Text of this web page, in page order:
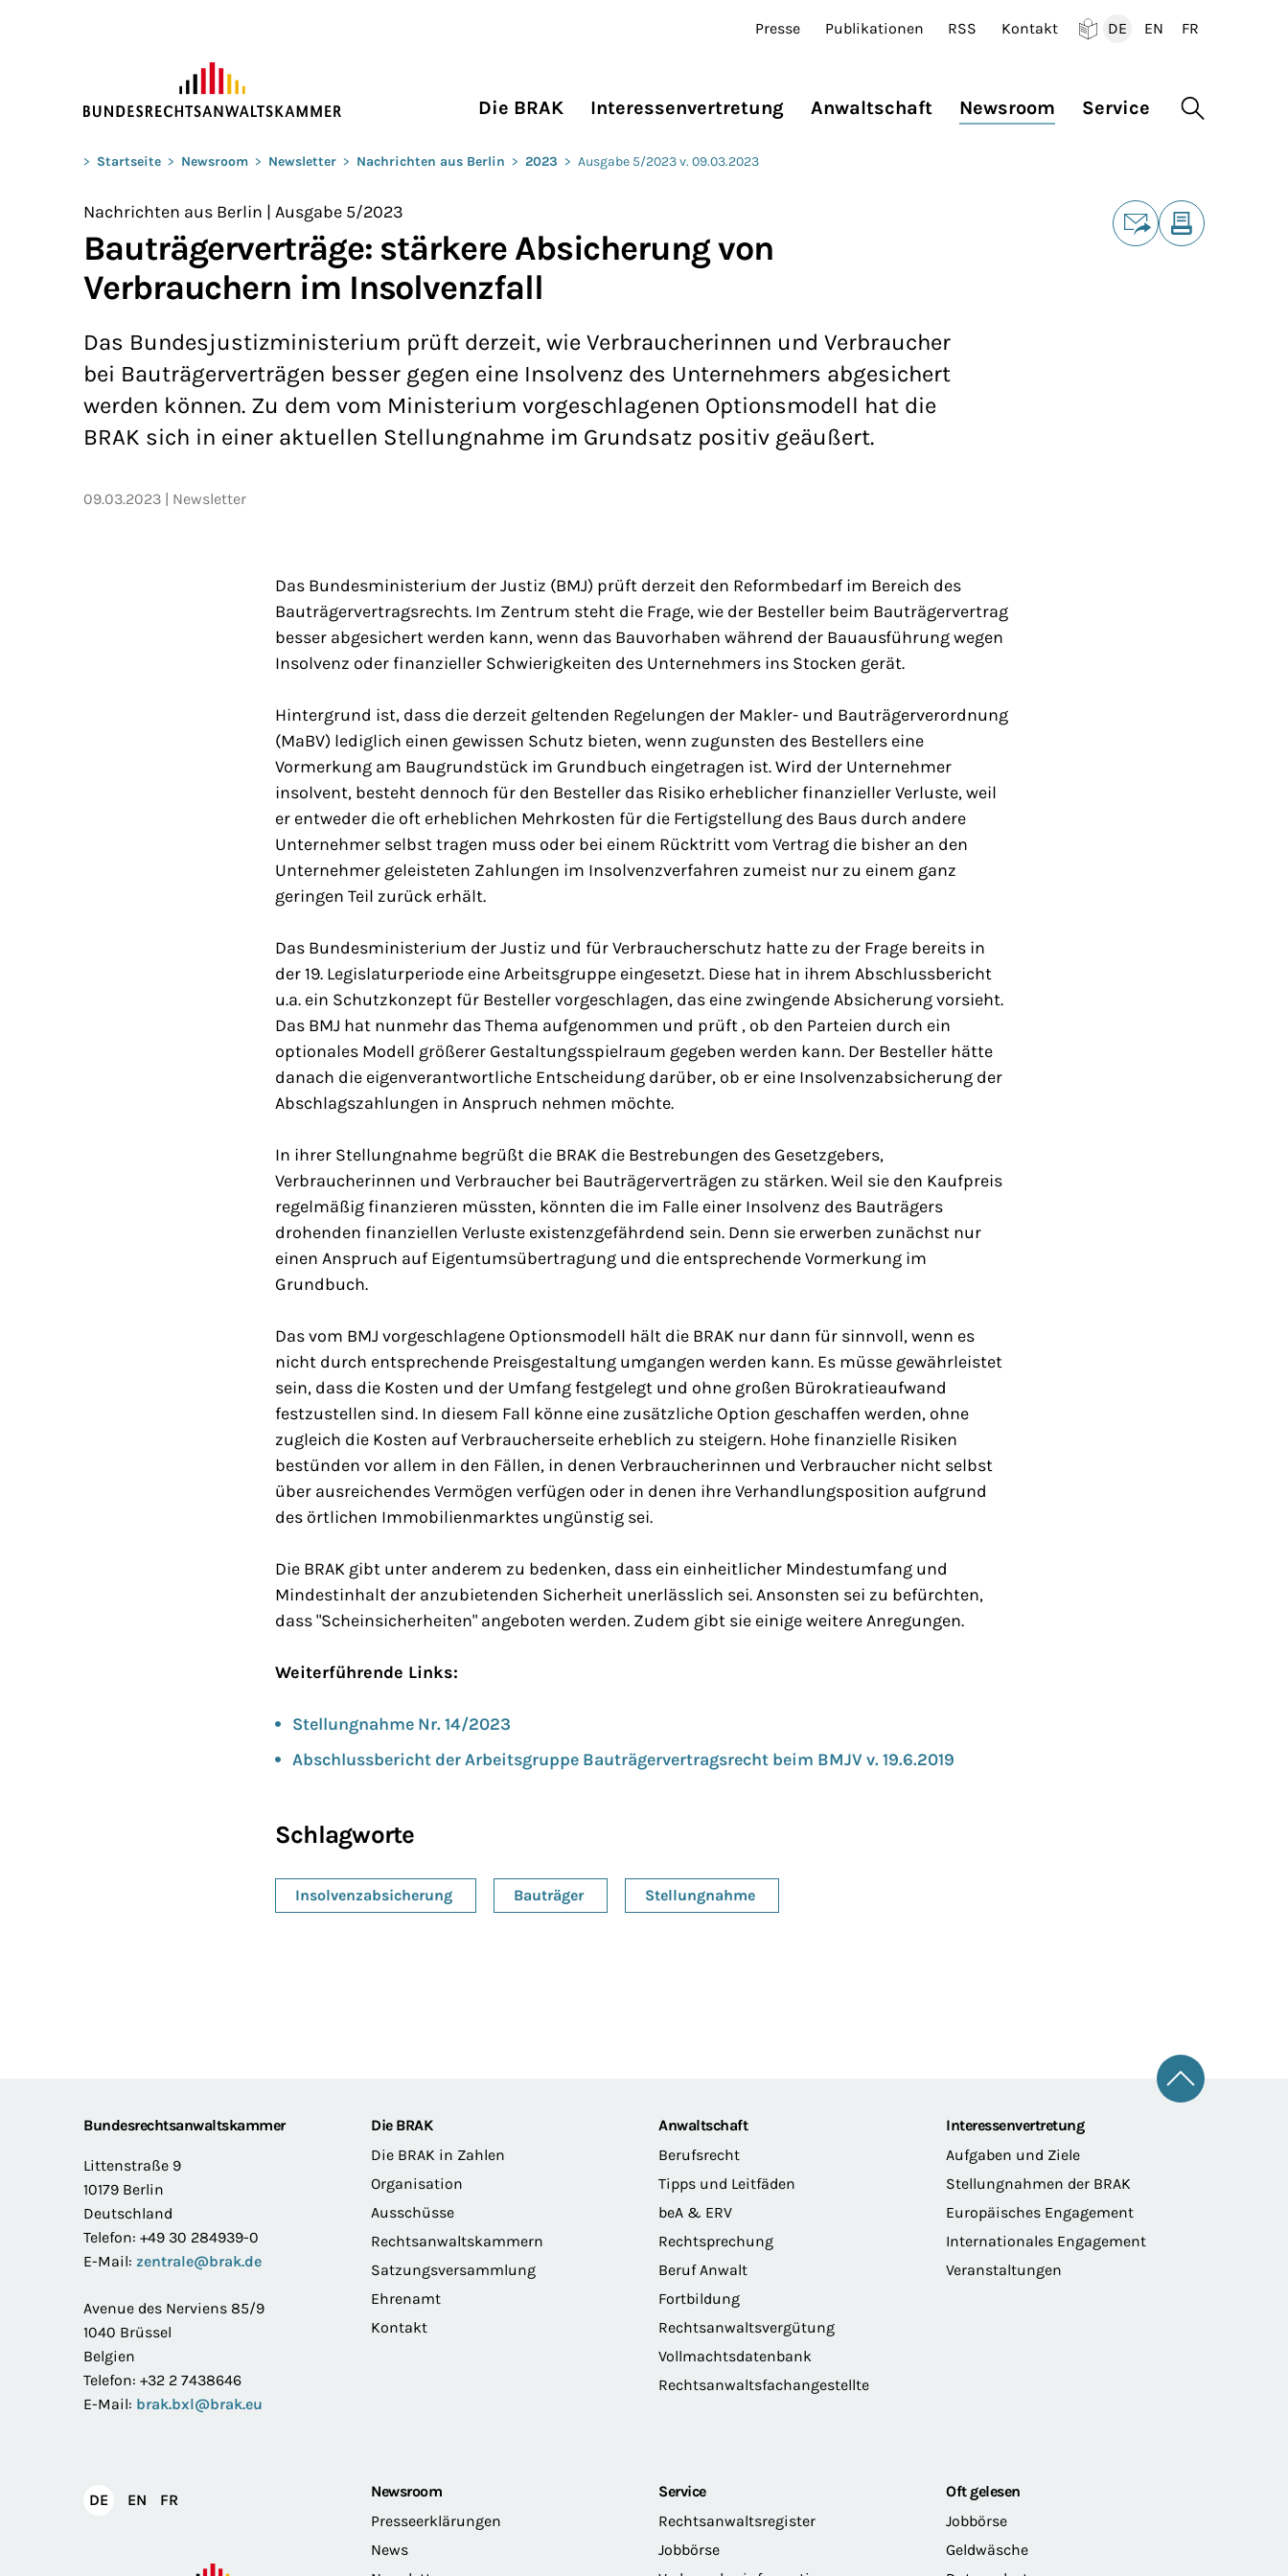
Presse Publikationen RSS Kontakt
DE
EN
FR
Die BRAK Interessenvertretung Anwaltschaft Newsroom Service Suche
Sie befinden sich hier:
> Startseite > Newsroom > Newsletter > Nachrichten aus Berlin > 2023 > Ausgabe 5/2023 v. 09.03.2023
Nachrichten aus Berlin | Ausgabe 5/2023
Bauträgerverträge: stärkere Absicherung von
Verbrauchern im Insolvenzfall
Das Bundesjustizministerium prüft derzeit, wie Verbraucherinnen und Verbraucher
bei Bauträgerverträgen besser gegen eine Insolvenz des Unternehmers abgesichert
werden können. Zu dem vom Ministerium vorgeschlagenen Optionsmodell hat die
BRAK sich in einer aktuellen Stellungnahme im Grundsatz positiv geäußert.
09.03.2023 Newsletter
Das Bundesministerium der Justiz (BMJ) prüft derzeit den Reformbedarf im Bereich des
Bauträgervertragsrechts. Im Zentrum steht die Frage, wie der Besteller beim Bauträgervertrag
besser abgesichert werden kann, wenn das Bauvorhaben während der Bauausführung wegen
Insolvenz oder finanzieller Schwierigkeiten des Unternehmers ins Stocken gerät.
Hintergrund ist, dass die derzeit geltenden Regelungen der Makler- und Bauträgerverordnung
(MaBV) lediglich einen gewissen Schutz bieten, wenn zugunsten des Bestellers eine
Vormerkung am Baugrundstück im Grundbuch eingetragen ist. Wird der Unternehmer
insolvent, besteht dennoch für den Besteller das Risiko erheblicher finanzieller Verluste, weil
er entweder die oft erheblichen Mehrkosten für die Fertigstellung des Baus durch andere
Unternehmer selbst tragen muss oder bei einem Rücktritt vom Vertrag die bisher an den
Unternehmer geleisteten Zahlungen im Insolvenzverfahren zumeist nur zu einem ganz
geringen Teil zurück erhält.
Das Bundesministerium der Justiz und für Verbraucherschutz hatte zu der Frage bereits in
der 19. Legislaturperiode eine Arbeitsgruppe eingesetzt. Diese hat in ihrem Abschlussbericht
u.a. ein Schutzkonzept für Besteller vorgeschlagen, das eine zwingende Absicherung vorsieht.
Das BMJ hat nunmehr das Thema aufgenommen und prüft , ob den Parteien durch ein
optionales Modell größerer Gestaltungsspielraum gegeben werden kann. Der Besteller hätte
danach die eigenverantwortliche Entscheidung darüber, ob er eine Insolvenzabsicherung der
Abschlagszahlungen in Anspruch nehmen möchte.
In ihrer Stellungnahme begrüßt die BRAK die Bestrebungen des Gesetzgebers,
Verbraucherinnen und Verbraucher bei Bauträgerverträgen zu stärken. Weil sie den Kaufpreis
regelmäßig finanzieren müssten, könnten die im Falle einer Insolvenz des Bauträgers
drohenden finanziellen Verluste existenzgefährdend sein. Denn sie erwerben zunächst nur
einen Anspruch auf Eigentumsübertragung und die entsprechende Vormerkung im
Grundbuch.
Das vom BMJ vorgeschlagene Optionsmodell hält die BRAK nur dann für sinnvoll, wenn es
nicht durch entsprechende Preisgestaltung umgangen werden kann. Es müsse gewährleistet
sein, dass die Kosten und der Umfang festgelegt und ohne großen Bürokratieaufwand
festzustellen sind. In diesem Fall könne eine zusätzliche Option geschaffen werden, ohne
zugleich die Kosten auf Verbraucherseite erheblich zu steigern. Hohe finanzielle Risiken
bestünden vor allem in den Fällen, in denen Verbraucherinnen und Verbraucher nicht selbst
über ausreichendes Vermögen verfügen oder in denen ihre Verhandlungsposition aufgrund
des örtlichen Immobilienmarktes ungünstig sei.
Die BRAK gibt unter anderem zu bedenken, dass ein einheitlicher Mindestumfang und
Mindestinhalt der anzubietenden Sicherheit unerlässlich sei. Ansonsten sei zu befürchten,
dass "Scheinsicherheiten" angeboten werden. Zudem gibt sie einige weitere Anregungen.
Weiterführende Links:
Stellungnahme Nr. 14/2023
Abschlussbericht der Arbeitsgruppe Bauträgervertragsrecht beim BMJV v. 19.6.2019
Schlagworte
Insolvenzabsicherung Bauträger Stellungnahme
Footer
Zum
Bundesrechtsanwaltskammer
Littenstraße 9
10179 Berlin
Deutschland
Telefon: +49 30 284939-0
E-Mail: zentrale@brak.de
Avenue des Nerviens 85/9
1040 Brüssel
Belgien
Telefon: +32 2 7438646
E-Mail: brak.bxl@brak.eu
Die BRAK
Die BRAK in Zahlen
Organisation
Ausschüsse
Rechtsanwaltskammern
Satzungsversammlung
Ehrenamt
Kontakt
Anwaltschaft
Berufsrecht
Tipps und Leitfäden
beA & ERV
Rechtsprechung
Beruf Anwalt
Fortbildung
Rechtsanwaltsvergütung
Vollmachtsdatenbank
Rechtsanwaltsfachangestellte
Interessenvertretung
Aufgaben und Ziele
Stellungnahmen der BRAK
Europäisches Engagement
Internationales Engagement
Veranstaltungen
DEDeutsch
EN English
FR
Newsroom
Presseerklärungen
News
Service
Rechtsanwaltsregister
Jobbörse
Oft gelesen
Jobbörse
Geldwäsche